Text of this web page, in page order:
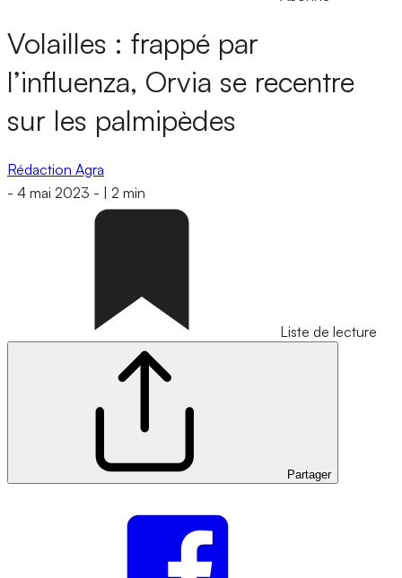
Volailles : frappé par
l’influenza, Orvia se recentre
sur les palmipèdes
Rédaction Agra
- 4 mai 2023 - 2 min
Liste de lecture
Partager